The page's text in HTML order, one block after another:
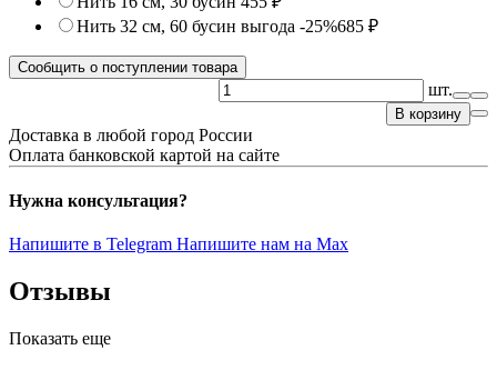
Нить 32 см, 60 бусин выгода -25%685 ₽
Сообщить о поступлении товара
шт.
В корзину
Доставка в любой город России
Оплата банковской картой на сайте
Нужна консультация?
Напишите в Telegram Напишите нам на Max
Отзывы
Показать еще